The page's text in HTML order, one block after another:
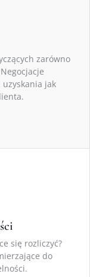
zarówno
jak
się rozliczyć?
do